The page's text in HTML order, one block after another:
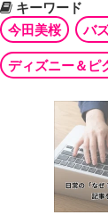
キーワード
今田美桜
バ
ディズニー＆ピ